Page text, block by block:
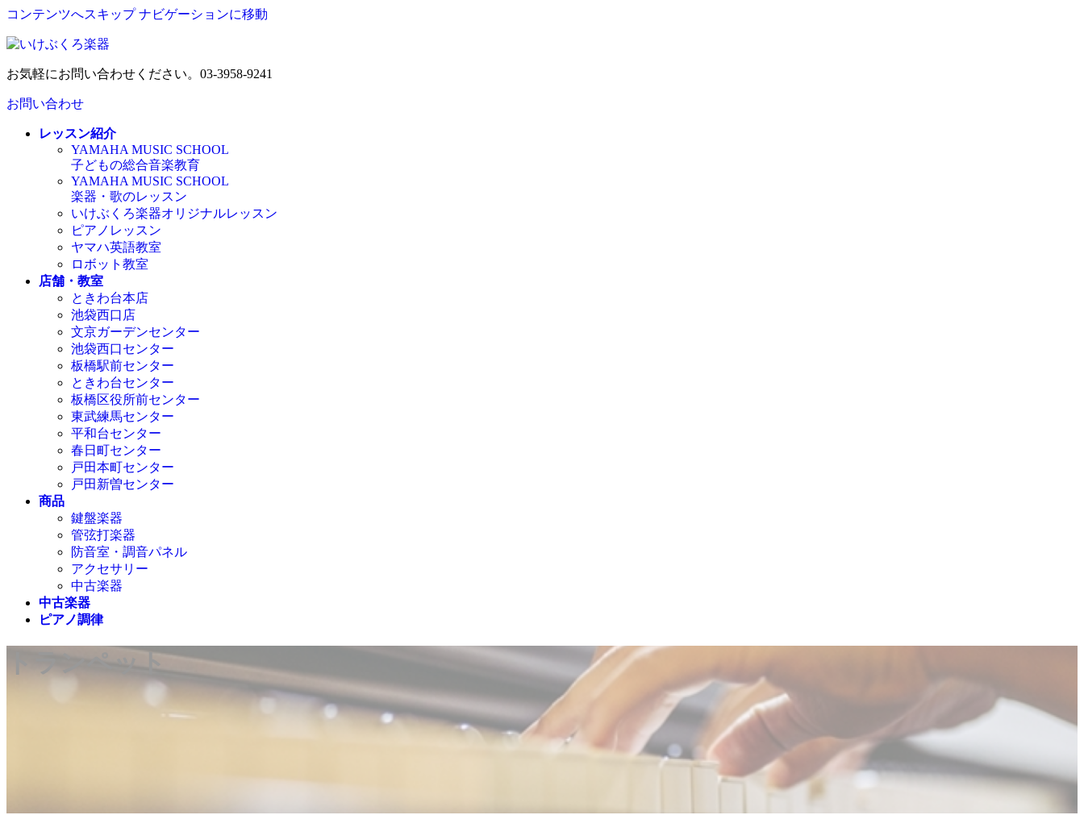
コンテンツへスキップ ナビゲーションに移動
お気軽にお問い合わせください。 03-3958-9241
お問い合わせ
レッスン紹介
YAMAHA MUSIC SCHOOL
子どもの総合音楽教育
YAMAHA MUSIC SCHOOL
楽器・歌のレッスン
いけぶくろ楽器オリジナルレッスン
ピアノレッスン
ヤマハ英語教室
ロボット教室
店舗・教室
ときわ台本店
池袋西口店
文京ガーデンセンター
池袋西口センター
板橋駅前センター
ときわ台センター
板橋区役所前センター
東武練馬センター
平和台センター
春日町センター
戸田本町センター
戸田新曽センター
商品
鍵盤楽器
管弦打楽器
防音室・調音パネル
アクセサリー
中古楽器
中古楽器
ピアノ調律
トランペット